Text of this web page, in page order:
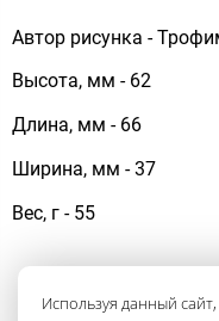
Автор рисунка -
Высота, мм - 62
Длина, мм - 66
Ширина, мм - 37
Вес, г - 55
Используя данный